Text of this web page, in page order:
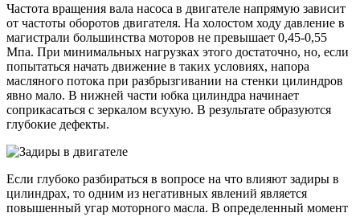
Частота вращения вала насоса в двигателе напрямую зависит
от частоты оборотов двигателя. На холостом ходу давление в
магистрали большинства моторов не превышает 0,45-0,55
Мпа. При минимальных нагрузках этого достаточно, но, если
попытаться начать движение в таких условиях, напора
масляного потока при разбрызгивании на стенки цилиндров
явно мало. В нижней части юбка цилиндра начинает
соприкасаться с зеркалом всухую. В результате образуются
глубокие дефекты.
Если глубоко разбираться в вопросе на что влияют задиры в
цилиндрах, то одним из негативных явлений является
повышенный угар моторного масла. В определенный момент